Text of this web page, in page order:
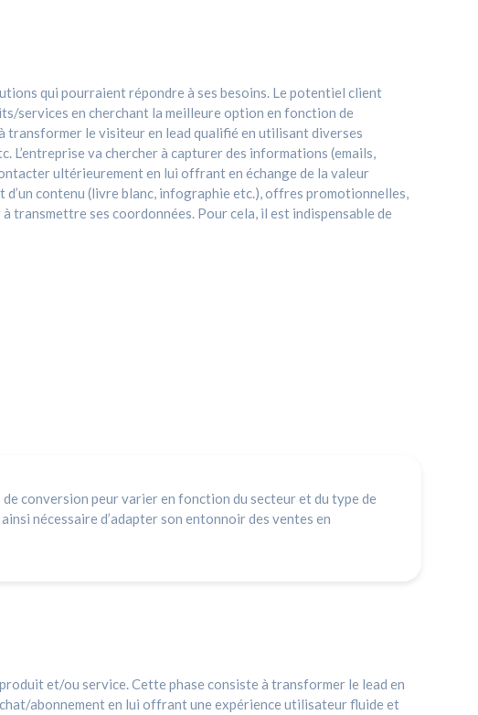
qui pourraient répondre à ses besoins. Le potentiel client
services en cherchant la meilleure option en fonction de
le visiteur en lead qualifié en utilisant diverses
va chercher à capturer des informations (emails,
ultérieurement en lui offrant en échange de la valeur
contenu (livre blanc, infographie etc.), offres promotionnelles,
transmettre ses coordonnées. Pour cela, il est indispensable de
conversion peur varier en fonction du secteur et du type de
nécessaire d’adapter son entonnoir des ventes en
et/ou service. Cette phase consiste à transformer le lead en
abonnement en lui offrant une expérience utilisateur fluide et